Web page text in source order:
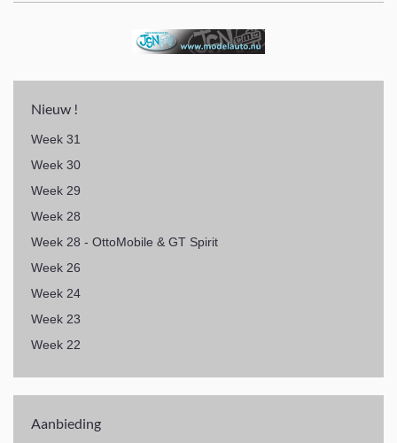
Nieuw !
Week 31
Week 30
Week 29
Week 28
Week 28 - OttoMobile & GT Spirit
Week 26
Week 24
Week 23
Week 22
Aanbieding